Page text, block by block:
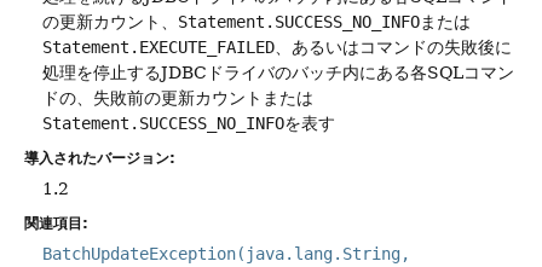
の更新カウント、 Statement.SUCCESS_NO_INFOまたは
Statement.EXECUTE_FAILED 、あるいはコマンドの失敗後に
処理を停止するJDBCドライバのバッチ内にある各SQLコマン
ドの、失敗前の更新カウントまたは
Statement.SUCCESS_NO_INFOを表す
導入されたバージョン:
1.2
関連項目:
BatchUpdateException(java.lang.String,